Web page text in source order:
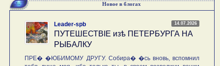
Новое в блогах
14.07.2026
Leader-spb
ПУТЕШЕСТВIE изѣ ПЕТЕРБУРГА НА
РЫБАЛКУ
ПРЕ� �ЮБИМОМУ ДРУГУ. Собира� �сь вновь, вспомнил